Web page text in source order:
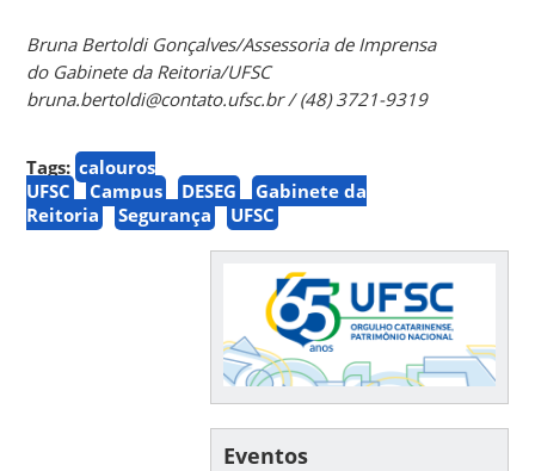
Bruna Bertoldi Gonçalves/Assessoria de Imprensa
do Gabinete da Reitoria/UFSC
bruna.bertoldi@contato.ufsc.br / (48) 3721-9319
Tags: calouros
UFSC
Campus DESEG
Gabinete da
Reitoria
Segurança UFSC
Eventos